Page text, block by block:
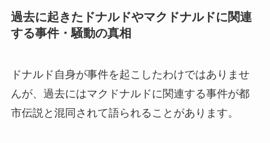
過去に起きたドナルドやマクドナルドに関連
する事件・騒動の真相
ドナルド自身が事件を起こしたわけではありませ
んが、過去にはマクドナルドに関連する事件が都
市伝説と混同されて語られることがあります。